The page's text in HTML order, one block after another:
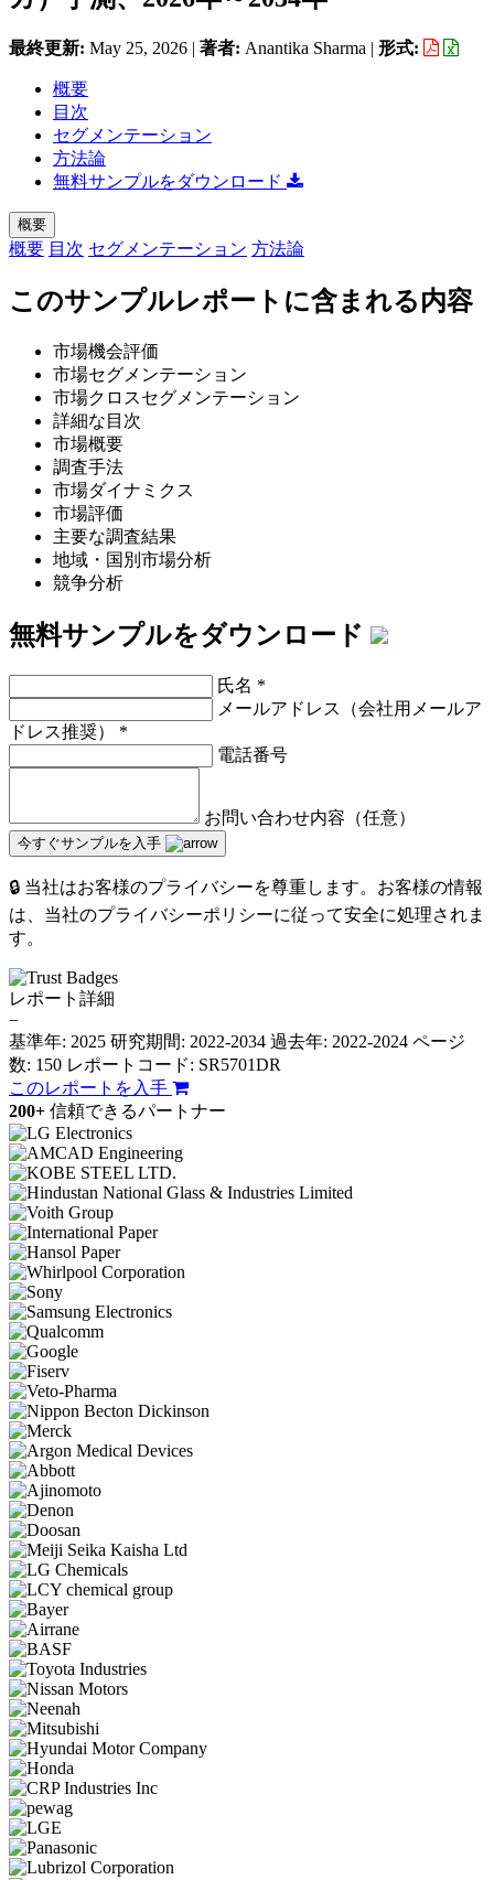
最終更新: May 25, 2026 | 著者: Anantika Sharma | 形式:
概要
目次
セグメンテーション
方法論
無料サンプルをダウンロード
概要
概要 目次 セグメンテーション 方法論
このサンプルレポートに含まれる内容
市場機会評価
市場セグメンテーション
市場クロスセグメンテーション
詳細な目次
市場概要
調査手法
市場ダイナミクス
市場評価
主要な調査結果
地域・国別市場分析
競争分析
無料サンプルをダウンロード
氏名 *
メールアドレス（会社用メールア
ドレス推奨） *
電話番号
お問い合わせ内容（任意）
今すぐサンプルを入手
🔒 当社はお客様のプライバシーを尊重します。お客様の情報
は、当社のプライバシーポリシーに従って安全に処理されま
す。
レポート詳細
−
基準年: 2025 研究期間: 2022-2034 過去年: 2022-2024 ページ
数: 150 レポートコード: SR5701DR
このレポートを入手
200+ 信頼できるパートナー